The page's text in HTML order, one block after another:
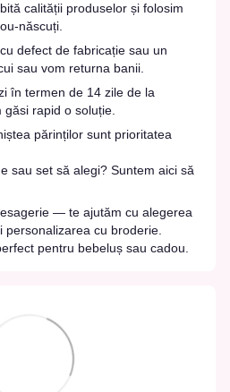
calității produselor și folosim
născuți.
defect de fabricație sau un
sau vom returna banii.
în termen de 14 zile de la
rapid o soluție.
părinților sunt prioritatea
sau set să alegi? Suntem aici să
— te ajutăm cu alegerea
personalizarea cu broderie.
pentru bebeluș sau cadou.